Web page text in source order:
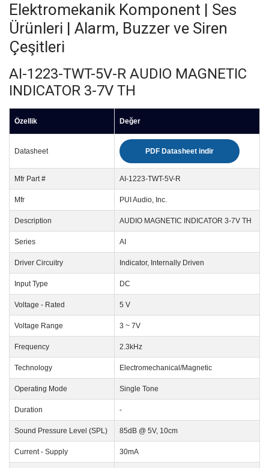
Elektromekanik Komponent | Ses
Ürünleri | Alarm, Buzzer ve Siren
Çeşitleri
AI-1223-TWT-5V-R AUDIO MAGNETIC
INDICATOR 3-7V TH
Özellik Değer
Datasheet PDF Datasheet indir
Mfr Part # AI-1223-TWT-5V-R
Mfr PUI Audio, Inc.
Description AUDIO MAGNETIC INDICATOR 3-7V TH
Series AI
Driver Circuitry Indicator, Internally Driven
Input Type DC
Voltage - Rated 5 V
Voltage Range 3 ~ 7V
Frequency 2.3kHz
Technology Electromechanical/Magnetic
Operating Mode Single Tone
Duration -
Sound Pressure Level (SPL) 85dB @ 5V, 10cm
Current - Supply 30mA